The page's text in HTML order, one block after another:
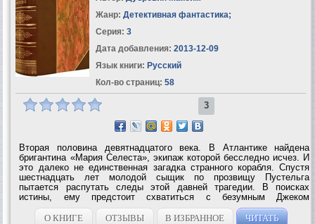
Жанр: Детективная фантастика;
Серия: 3
Дата добавления: 2013-12-09
Язык книги: Русский
Кол-во страниц: 58
3
Вторая половина девятнадцатого века. В Атлантике найдена
бригантина «Мария Селеста», экипаж которой бесследно исчез. И
это далеко не единственная загадка странного корабля. Спустя
шестнадцать лет молодой сыщик по прозвищу Пустельга
пытается распутать следы этой давней трагедии. В поисках
истины, ему предстоит схватиться с безумным Джеком
Потрошителем и познакомиться с загадочными Хранителями,
навестить таинственного Узника в...
О КНИГЕ ОТЗЫВЫ В ИЗБРАННОЕ ЧИТАТЬ